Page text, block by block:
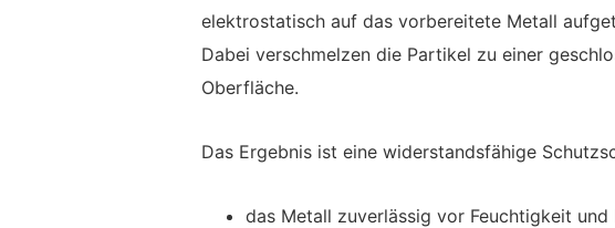
elektrostatisch auf das vorbereitete Metall
Dabei verschmelzen die Partikel zu einer
Oberfläche.
Das Ergebnis ist eine widerstandsfähige
das Metall zuverlässig vor Feuchtigkeit